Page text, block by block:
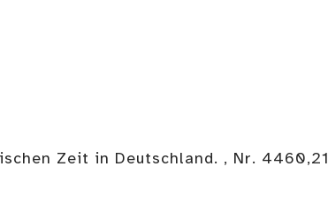
Zeit in Deutschland. , Nr. 4460,21